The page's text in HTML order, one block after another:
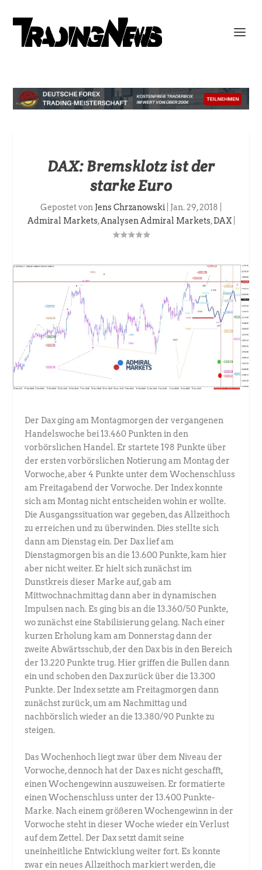
DAX: Bremsklotz ist der
starke Euro
Gepostet von Jens Chrzanowski Jan. 29, 2018
Admiral Markets,Analysen Admiral Markets,DAX|
Der Dax ging am Montagmorgen der vergangenen
Handelswoche bei 13.460 Punkten in den
vorbörslichen Handel. Er startete 198 Punkte über
der ersten vorbörslichen Notierung am Montag der
Vorwoche, aber 4 Punkte unter dem Wochenschluss
am Freitagabend der Vorwoche. Der Index konnte
sich am Montag nicht entscheiden wohin er wollte.
Die Ausgangssituation war gegeben, das Allzeithoch
zu erreichen und zu überwinden. Dies stellte sich
dann am Dienstag ein. Der Dax lief am
Dienstagmorgen bis an die 13.600 Punkte, kam hier
aber nicht weiter. Er hielt sich zunächst im
Dunstkreis dieser Marke auf, gab am
Mittwochnachmittag dann aber in dynamischen
Impulsen nach. Es ging bis an die 13.360/50 Punkte,
wo zunächst eine Stabilisierung gelang. Nach einer
kurzen Erholung kam am Donnerstag dann der
zweite Abwärtsschub, der den Dax bis in den Bereich
der 13.220 Punkte trug. Hier griffen die Bullen dann
ein und schoben den Dax zurück über die 13.300
Punkte. Der Index setzte am Freitagmorgen dann
zunächst zurück, um am Nachmittag und
nachbörslich wieder an die 13.380/90 Punkte zu
steigen.
Das Wochenhoch liegt zwar über dem Niveau der
Vorwoche, dennoch hat der Dax es nicht geschafft,
einen Wochengewinn auszuweisen. Er formatierte
einen Wochenschluss unter der 13.400 Punkte-
Marke. Nach einem größeren Wochengewinn in der
Vorwoche steht in dieser Woche wieder ein Verlust
auf dem Zettel. Der Dax setzt damit seine
uneinheitliche Entwicklung weiter fort. Es konnte
zwar ein neues Allzeithoch markiert werden, die